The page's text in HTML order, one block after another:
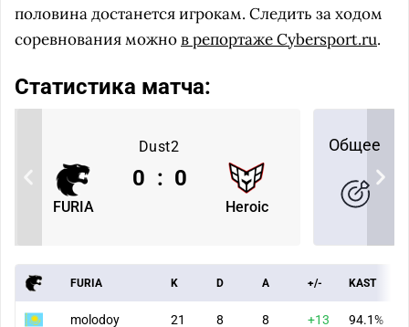
половина достанется игрокам. Следить за ходом
соревнования можнов репортаже Cybersport.ru.
Статистика матча:
Dust2
FURIA Heroic
0 : 0
Общее
FURIA K D A +/- KAST
molodoy 21 8 8 +13 94.1%